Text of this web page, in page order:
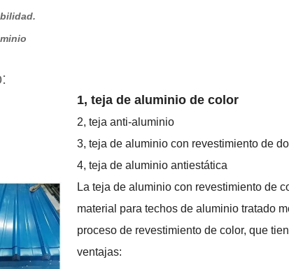
1, teja de aluminio de color
2, teja anti-aluminio
3, teja de aluminio con revestimiento de
4, teja de aluminio antiestática
La teja de aluminio con revestimiento de
material para techos de aluminio tratado
proceso de revestimiento de color, que
ventajas: